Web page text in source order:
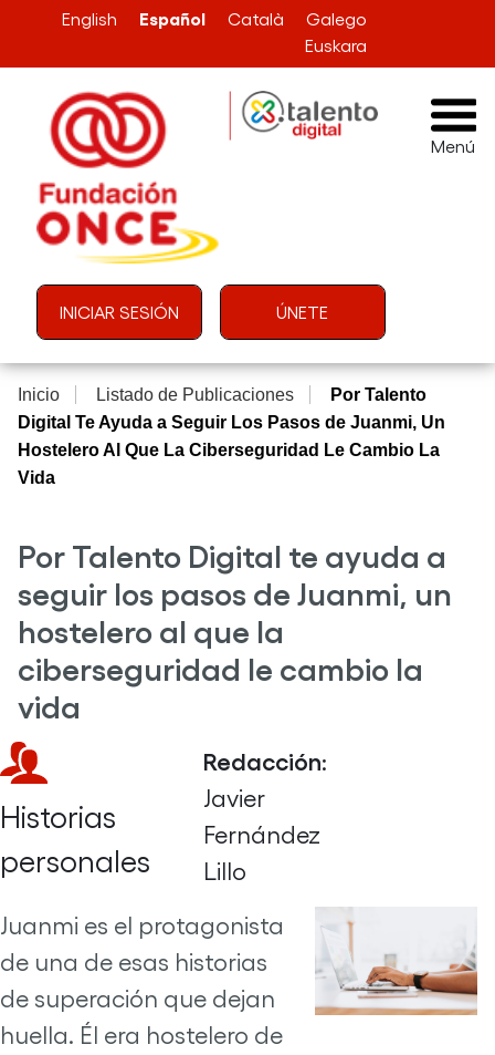
Pasar al contenido principal
English Español Català
Galego
Euskara
Menú
Menú de cuenta de usuario
INICIAR SESIÓN ÚNETE
Inicio Listado de Publicaciones
Por Talento
Digital Te Ayuda a Seguir Los Pasos de Juanmi, Un
Hostelero Al Que La Ciberseguridad Le Cambio La
Vida
Por Talento Digital te ayuda a
seguir los pasos de Juanmi, un
hostelero al que la
ciberseguridad le cambio la
vida
Historias
personales
Redacción:
Javier
Fernández
Lillo
Juanmi es el protagonista
de una de esas historias
de superación que dejan
huella. Él era hostelero de